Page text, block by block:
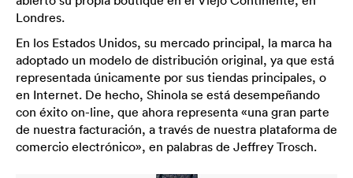
Londres.
En los Estados Unidos, su mercado principal, la marca ha
adoptado un modelo de distribución original, ya que está
representada únicamente por sus tiendas principales, o
en Internet. De hecho, Shinola se está desempeñando
con éxito on-line, que ahora representa «una gran parte
de nuestra facturación, a través de nuestra plataforma de
comercio electrónico», en palabras de Jeffrey Trosch.